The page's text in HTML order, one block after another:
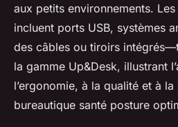
aux petits environnements.
incluent ports USB, systèmes
des câbles ou tiroirs
la gamme Up&Desk, illustrant
l’ergonomie, à la qualité et à
bureautique santé posture